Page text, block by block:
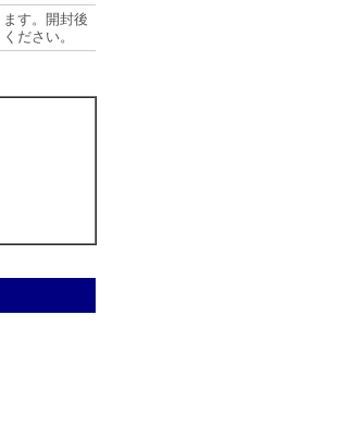
す。開封後
ださい。